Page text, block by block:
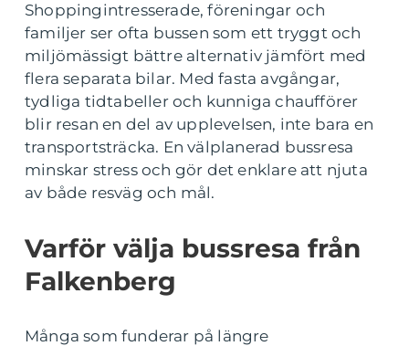
Shoppingintresserade, föreningar och
familjer ser ofta bussen som ett tryggt och
miljömässigt bättre alternativ jämfört med
flera separata bilar. Med fasta avgångar,
tydliga tidtabeller och kunniga chaufförer
blir resan en del av upplevelsen, inte bara en
transportsträcka. En välplanerad bussresa
minskar stress och gör det enklare att njuta
av både resväg och mål.
Varför välja bussresa från
Falkenberg
Många som funderar på längre